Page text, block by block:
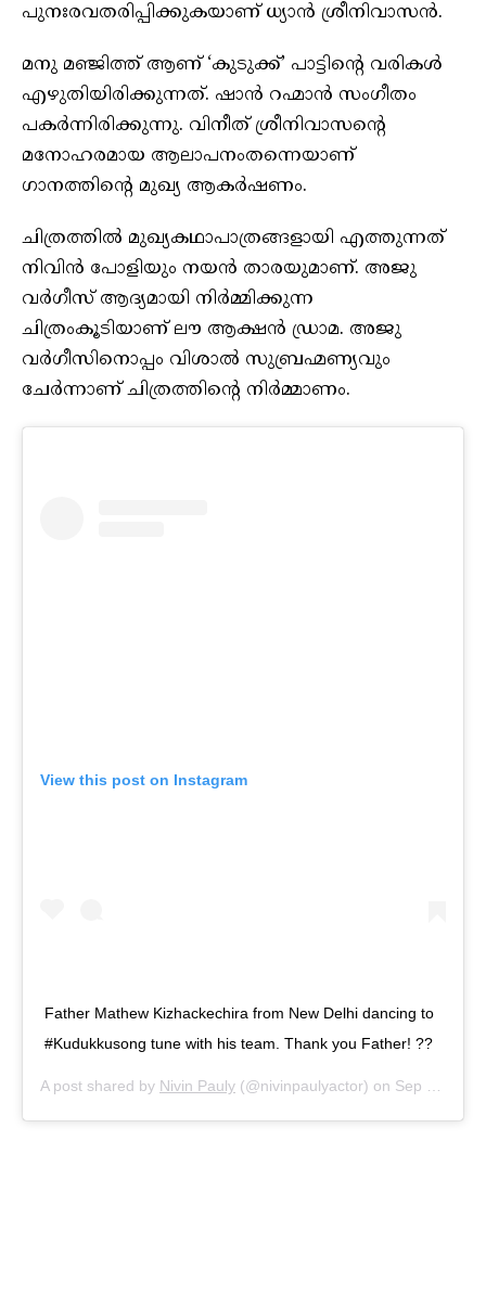
പുനഃരവതരിപ്പിക്കുകയാണ് ധ്യാന്‍ ശ്രീനിവാസന്‍.
മനു മഞ്ജിത്ത് ആണ് ‘കുടുക്ക്’ പാട്ടിന്റെ വരികള്‍
എഴുതിയിരിക്കുന്നത്. ഷാന്‍ റഹ്മാന്‍ സംഗീതം
പകര്‍ന്നിരിക്കുന്നു. വിനീത് ശ്രീനിവാസന്റെ
മനോഹരമായ ആലാപനംതന്നെയാണ്
ഗാനത്തിന്റെ മുഖ്യ ആകര്‍ഷണം.
ചിത്രത്തില്‍ മുഖ്യകഥാപാത്രങ്ങളായി എത്തുന്നത്
നിവിന്‍ പോളിയും നയന്‍ താരയുമാണ്. അജു
വര്‍ഗീസ് ആദ്യമായി നിര്‍മ്മിക്കുന്ന
ചിത്രംകൂടിയാണ് ലൗ ആക്ഷന്‍ ഡ്രാമ. അജു
വര്‍ഗീസിനൊപ്പം വിശാല്‍ സുബ്രഹ്മണ്യവും
ചേര്‍ന്നാണ് ചിത്രത്തിന്റെ നിര്‍മ്മാണം.
View this post on Instagram
Father Mathew Kizhackechira from New Delhi dancing to
#Kudukkusong tune with his team. Thank you Father! ??
A post shared by Nivin Pauly (@nivinpaulyactor) on Sep 16, 2019 at 6:31am PDT